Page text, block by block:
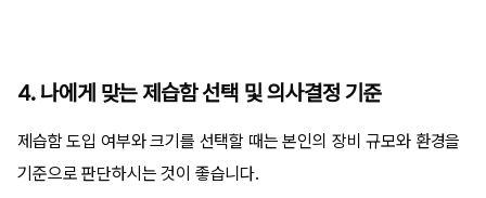
4. 나에게 맞는 제습함 선택 및 의사결정 기준
제습함 도입 여부와 크기를 선택할 때는 본인의 장비 규모와 환경을
기준으로 판단하시는 것이 좋습니다.